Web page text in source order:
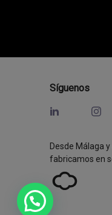
Síguenos
Desde Málaga
fabricamos en